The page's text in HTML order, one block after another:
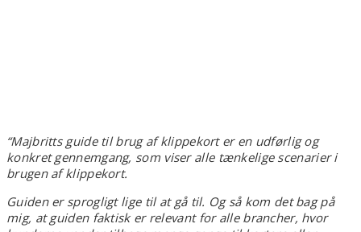
“Majbritts guide til brug af klippekort er en udførlig og
konkret gennemgang, som viser alle tænkelige scenarier i
brugen af klippekort.
Guiden er sprogligt lige til at gå til. Og så kom det bag på
mig, at guiden faktisk er relevant for alle brancher, hvor